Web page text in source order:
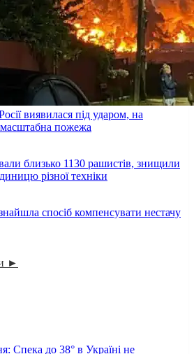
виявилася під ударом, на
масштабна пожежа
близько 1130 рашистів, знищили
різної техніки
спосіб компенсувати нестачу
►
Спека до 38° в Україні не